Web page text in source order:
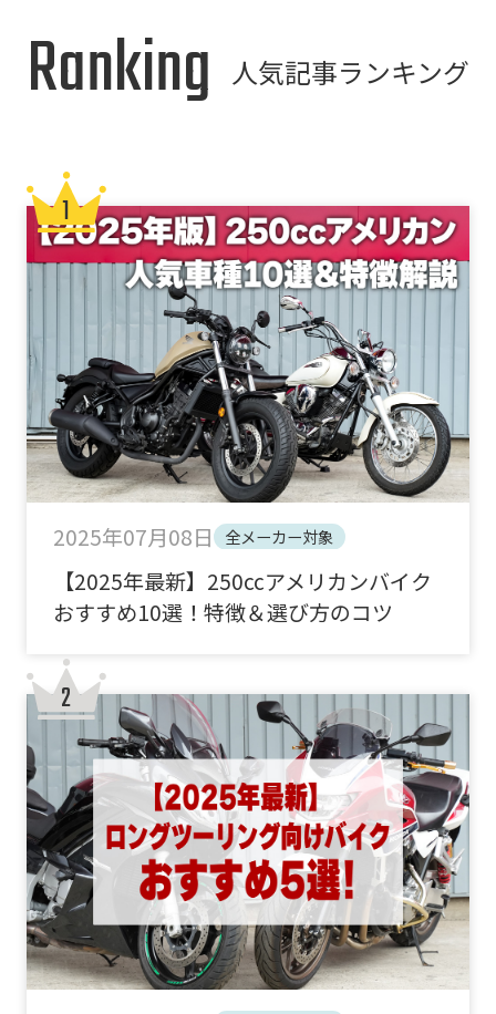
Ranking 人気記事ランキング
2025年07月08日 全メーカー対象
【2025年最新】250ccアメリカンバイク
おすすめ10選！特徴＆選び方のコツ